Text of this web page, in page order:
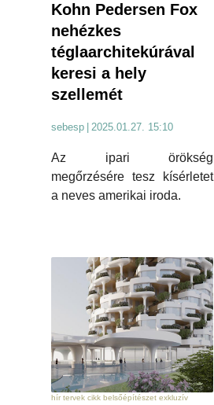
Kohn Pedersen Fox
nehézkes
téglaarchitekúrával
keresi a hely
szellemét
sebesp 2025.01.27. 15:10
Az ipari örökség
megőrzésére tesz kísérletet
a neves amerikai iroda.
hír tervek cikk belsőépítészet exkluzív